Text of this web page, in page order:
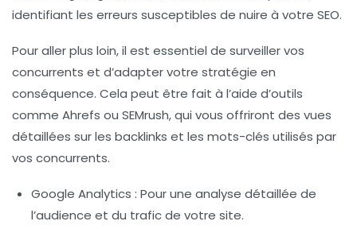
identifiant les erreurs susceptibles de nuire à votre SEO.
Pour aller plus loin, il est essentiel de surveiller vos
concurrents et d’adapter votre stratégie en
conséquence. Cela peut être fait à l’aide d’outils
comme Ahrefs ou SEMrush, qui vous offriront des vues
détaillées sur les backlinks et les mots-clés utilisés par
vos concurrents.
Google Analytics : Pour une analyse détaillée de
l’audience et du trafic de votre site.